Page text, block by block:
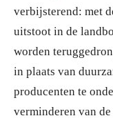
verbijsterend: met
uitstoot in de
worden
in plaats van
producenten te
verminderen van